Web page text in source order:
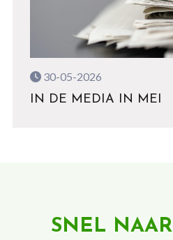
30-05-2026
IN DE MEDIA IN MEI
SNEL NAAR